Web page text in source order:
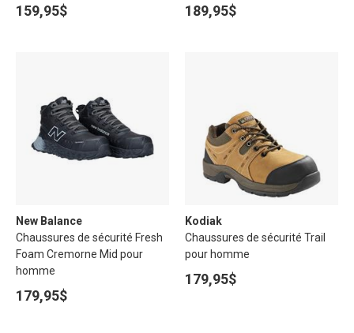
159,95$ 189,95$
New Balance
Chaussures de sécurité Fresh
Foam Cremorne Mid pour
homme
179,95$
Kodiak
Chaussures de sécurité Trail
pour homme
179,95$